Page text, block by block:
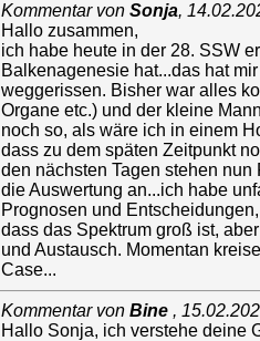
Kommentar von Sonja,
Hallo zusammen,
ich habe heute in der 28. SSW
Balkenagenesie hat...das hat
weggerissen. Bisher war alles
Organe etc.) und der kleine
noch so, als wäre ich in einem
dass zu dem späten Zeitpunkt
den nächsten Tagen stehen
die Auswertung an...ich habe
Prognosen und
dass das Spektrum groß ist,
und Austausch. Momentan
Case...
Kommentar von Bine ,
Hallo Sonja, ich verstehe deine